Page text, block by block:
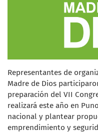
Representantes de
Madre de Dios
preparación del VII
realizará este año en
nacional y plantear
emprendimiento y